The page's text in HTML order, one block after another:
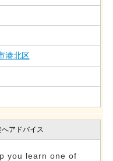
港北区
アドバイス
you learn one of